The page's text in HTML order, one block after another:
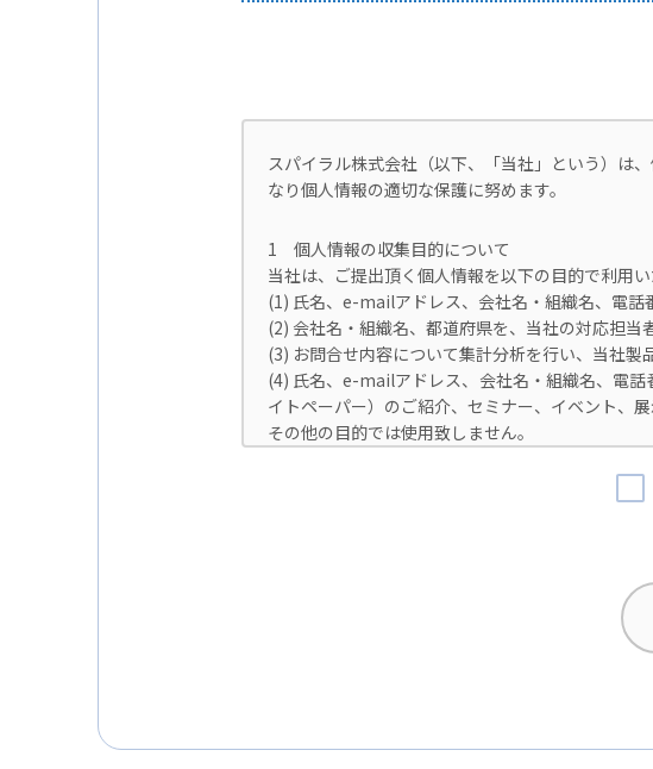
スパイラル株式会社（以下、「当社」という）は
なり個人情報の適切な保護に努めます。
1 個人情報の収集目的について
当社は、ご提出頂く個人情報を以下の目的で利用い
(1) 氏名、e-mailアドレス、会社名・組織名、電話
(2) 会社名・組織名、都道府県を、当社の対応担当
(3) お問合せ内容について集計分析を行い、当社製
(4) 氏名、e-mailアドレス、会社名・組織名、電
イトペーパー）のご紹介、セミナー、イベント、
その他の目的では使用致しません。
当社は法令で定められる場合を除き、ご提出いた